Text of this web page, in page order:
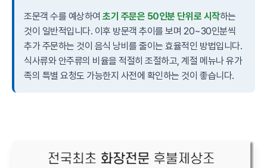
조문객 수를 예상하여초기 주문은 50인분 단위로 시작하는
것이 일반적입니다. 이후 방문객 추이를 보며 20~30인분씩
추가 주문하는 것이 음식 낭비를 줄이는 효율적인 방법입니다.
식사류와 안주류의 비율을 적절히 조절하고, 계절 메뉴나 유가
족의 특별 요청도 가능한지 사전에 확인하는 것이 좋습니다.